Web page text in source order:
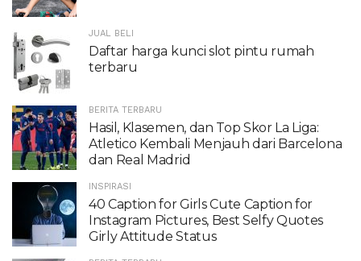
JUAL BELI
Daftar harga kunci slot pintu rumah
terbaru
BERITA TERBARU
Hasil, Klasemen, dan Top Skor La Liga:
Atletico Kembali Menjauh dari Barcelona
dan Real Madrid
INSPIRASI
40 Caption for Girls Cute Caption for
Instagram Pictures, Best Selfy Quotes
Girly Attitude Status